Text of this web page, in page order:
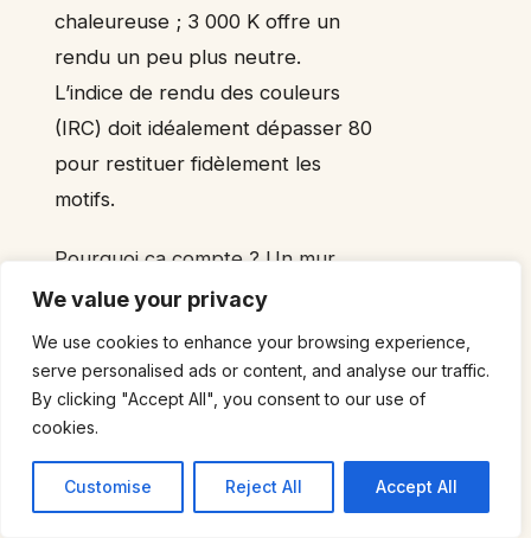
We value your privacy
We use cookies to enhance your browsing experience,
serve personalised ads or content, and analyse our traffic.
By clicking "Accept All", you consent to our use of
cookies.
Customise Reject All Accept All
chaleureuse ; 3 000 K offre un
rendu un peu plus neutre.
L’indice de rendu des couleurs
(IRC) doit idéalement dépasser 80
pour restituer fidèlement les
motifs.
Pourquoi ça compte ? Un mur
carrelé avec relief verra ses
éclairage rasant : une applique
placée à 20–30 cm du mur crée
des ombres portées qui
accentuent la matière. À l’inverse,
un spot au plafond à 90 cm